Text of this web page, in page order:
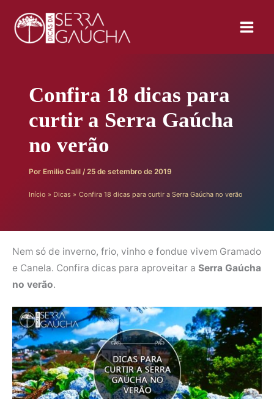
para
Confira 18 dicas para
curtir a Serra Gaúcha
no verão
Por Emilio Calil /25 de setembro de 2019
Início Dicas Confira 18 dicas para curtir a Serra Gaúcha no verão
Nem só de inverno, frio, vinho e fondue vivem Gramado
e Canela. Confira dicas para aproveitar a Serra Gaúcha
no verão.